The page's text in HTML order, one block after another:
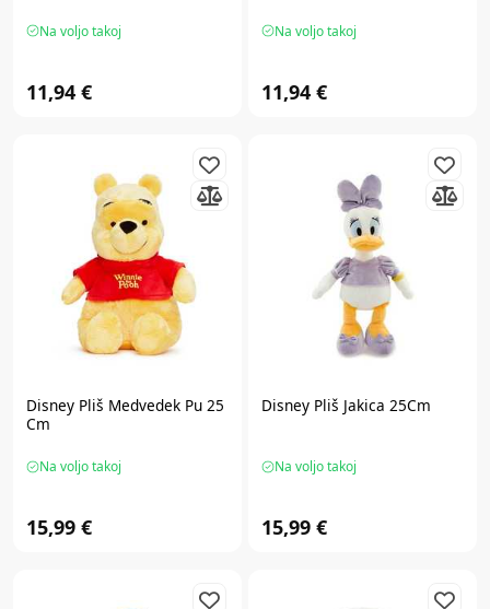
Na voljo takoj
11,94 €
Na voljo takoj
11,94 €
Disney Pliš Medvedek Pu 25
Cm
Na voljo takoj
15,99 €
Disney Pliš Jakica 25Cm
Na voljo takoj
15,99 €